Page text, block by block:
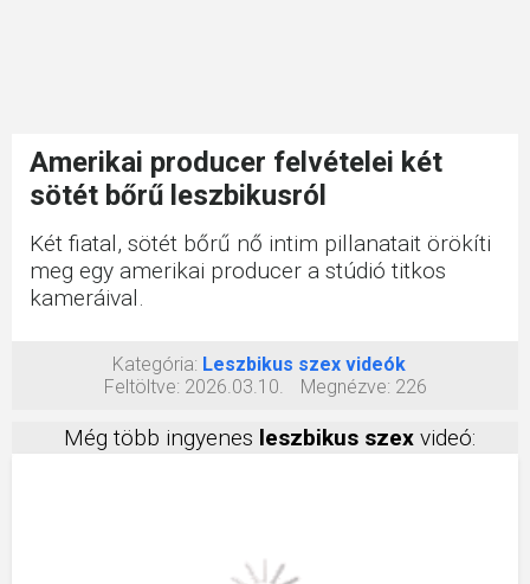
Amerikai producer felvételei két
sötét bőrű leszbikusról
Két fiatal, sötét bőrű nő intim pillanatait örökíti
meg egy amerikai producer a stúdió titkos
kameráival.
Kategória: Leszbikus szex videók
Feltöltve: 2026.03.10. Megnézve: 226
Még több ingyenes leszbikus szex videó: